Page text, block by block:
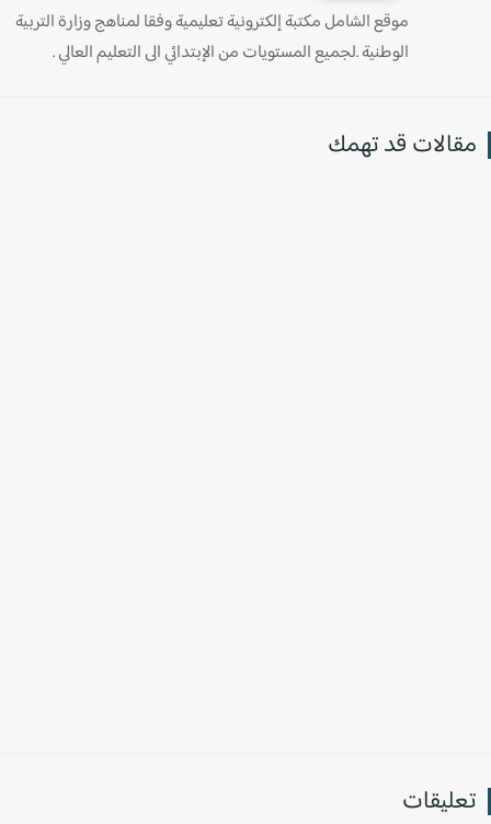
موقع الشامل مكتبة إلكترونية تعليمية وفقا لمناهج وزارة التربية
الوطنية .لجميع المستويات من الإبتدائي الى التعليم العالي .
قد تهمك